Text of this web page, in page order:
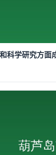
科学研究方面